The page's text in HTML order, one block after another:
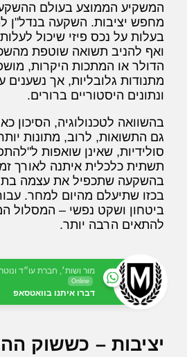
המשקיע הממוצע בעולם
מחפש יציבות. השקעה בנדל"ן
בעלות על נכס פיזי שיכול
ואף להניב תשואה שוטפת
הדולר או המתכות היקרות,
מתנודות גלובליות, אך נשענים
ונתונים היסטוריים ברורים.
בהשוואה לטכנולוגיה, הסיכון
גם התשואות, לרוב, מתונות
סולידיות, שאינן שואפות
תשתית כלכלית איתנה לאורך
בהשקעה שתכפיל את עצמה
בכזו שתיעלם מהיום למחר.
ביטחון ושקט נפשי – המסלול
להתאים הרבה יותר.
מור ושות׳, חברת עו״ד
Online
דברו איתנו בוואטסאפ
יציבות – כששוק